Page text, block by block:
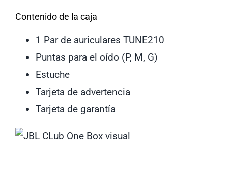
Contenido de la caja
1 Par de auriculares TUNE210
Puntas para el oído (P, M, G)
Estuche
Tarjeta de advertencia
Tarjeta de garantía